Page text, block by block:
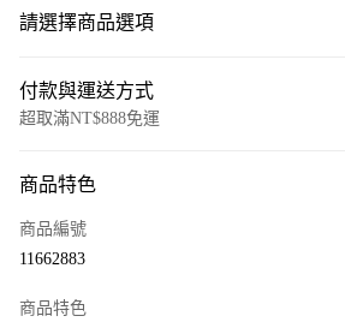
請選擇商品選項
付款與運送方式
超取滿NT$888免運
信用卡一次付款
商品特色
商品編號
11662883
商品特色